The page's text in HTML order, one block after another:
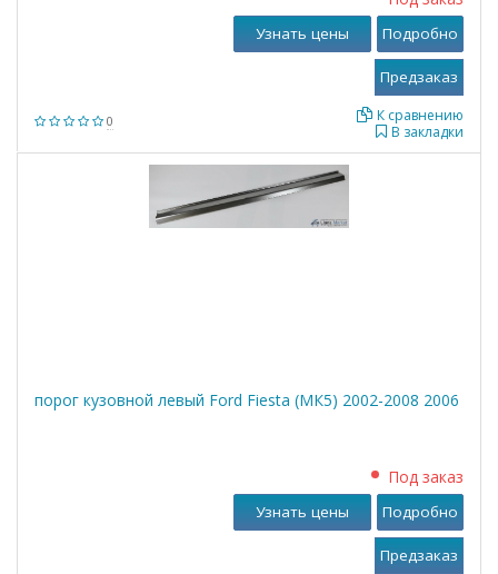
[RWD] Дизель CVRA; CVRB; CVRC 155 л.с. 2011 - наст.
Ford Transit фургон VII 2006 - наст. время 2.2 TDCi
Дизель P8FA; P8FB 85 л.с. 2006 - наст. время
Ford Transit фургон VII 2006 - наст. время 2.2 TDCi
Дизель PGFB; UHFA; UHFB; UHFC; PGFA 140 л.с. 2007 -
Ford Transit фургон VII 2006 - наст. время 2.2 TDCi
Ford Transit фургон VII 2006 - наст. время 2.3 16V
Ford Transit фургон VII 2006 - наст. время 2.4 TDCi
Дизель H9FD 140 л.с. 2006 - наст. время
Ford Transit фургон VII 2006 - наст. время 2.4 TDCi
Дизель JXFC; JXFA 115 л.с. 2006 - наст. время
0
В закладки
К сравнению
Узнать цены Подробно
порог кузовной левый Ford Fiesta (МК5) 2002-2008 2006
Под заказ
Узнать цены Подробно